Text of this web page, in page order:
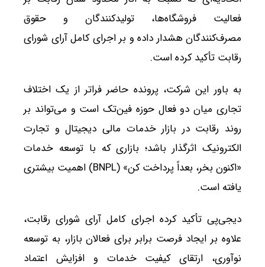
فعالیت فروشگاه‌ها، تولیدکنندگان و حقوق
مصرف‌کنندگان هشدار داده و بر اجرای کامل آرای شورای
رقابت تأکید کرده است.
به باور این شرکت، پرونده حاضر فراتر از یک اختلاف
تجاری میان دو فعال حوزه فین‌تک است و می‌تواند بر
روند رقابت در بازار خدمات مالی دیجیتال و تجارت
الکترونیک اثرگذار باشد؛ بازاری که با توسعه خدمات
«اکنون بخر، بعداً پرداخت کن» (BNPL) اهمیت بیشتری
یافته است.
دیجی‌پی تأکید کرده اجرای کامل آرای شورای رقابت،
علاوه بر ایجاد فرصت برابر برای فعالان بازار، به توسعه
نوآوری، ارتقای کیفیت خدمات و افزایش اعتماد